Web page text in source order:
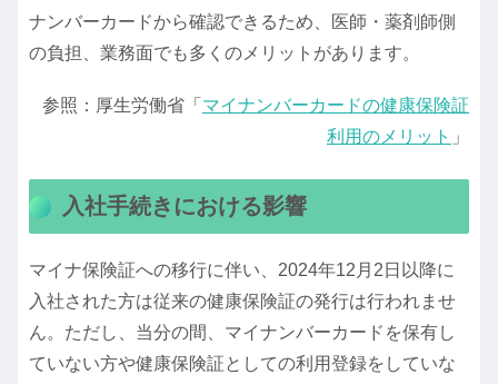
ナンバーカードから確認できるため、医師・薬剤師側
の負担、業務面でも多くのメリットがあります。
参照：厚生労働省「 マイナンバーカードの健康保険証
利用のメリット 」
入社手続きにおける影響
マイナ保険証への移行に伴い、2024年12月2日以降に
入社された方は従来の健康保険証の発行は行われませ
ん。ただし、当分の間、マイナンバーカードを保有し
ていない方や健康保険証としての利用登録をしていな